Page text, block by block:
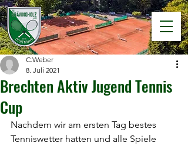
Brechten Aktiv Jugend Tennis
Cup
C.Weber
8. Juli 2021
Nachdem wir am ersten Tag bestes
Tenniswetter hatten und alle Spiele